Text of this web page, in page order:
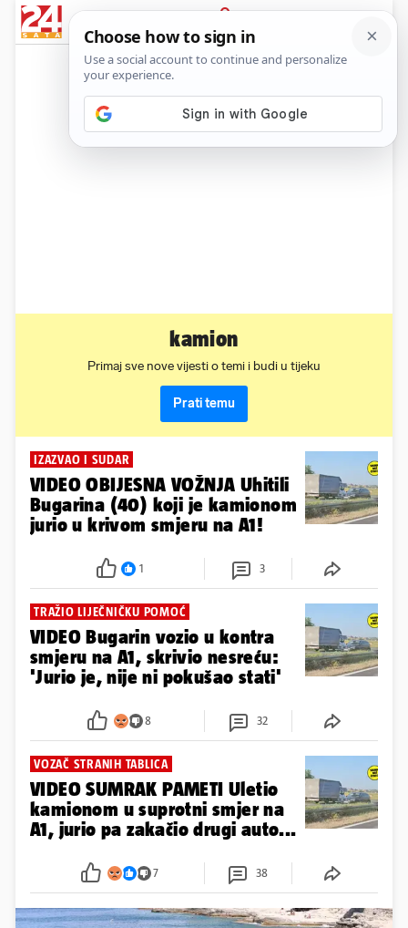
PRIJAVA
News
kamion
Primaj sve nove vijesti o temi i budi u tijeku
Prati temu
IZAZVAO I SUDAR
VIDEO OBIJESNA VOŽNJA Uhitili
Bugarina (40) koji je kamionom
jurio u krivom smjeru na A1!
1 3
TRAŽIO LIJEČNIČKU POMOĆ
VIDEO Bugarin vozio u kontra
smjeru na A1, skrivio nesreću:
'Jurio je, nije ni pokušao stati'
8 32
VOZAČ STRANIH TABLICA
VIDEO SUMRAK PAMETI Uletio
kamionom u suprotni smjer na
A1, jurio pa zakačio drugi auto...
7 38